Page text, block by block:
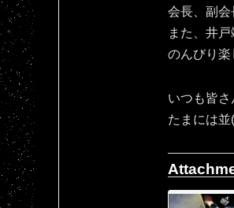
会長、副会
また、井
のんびり
いつも皆
たまには並